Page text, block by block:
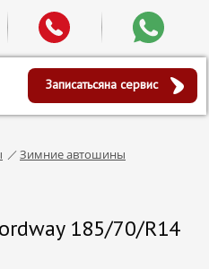
Записатьсяна сервис
Зимние автошины
185/70/R14